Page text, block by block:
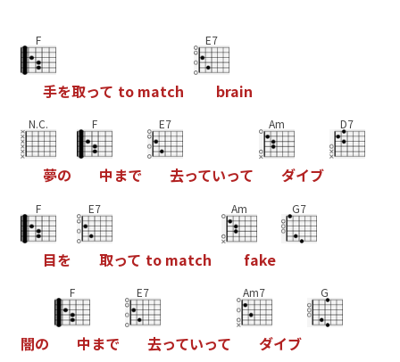
F
手を取って to match
E7
brain
N.C.
夢の
F
中 まで
E7
去っていって
Am
ダイブ
D7
F
目を
E7
取って to match
Am
fake
G7
闇の
F
中 まで
E7
去っていって
Am7
ダイブ
G